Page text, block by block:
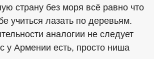
страну без моря всё равно что
учиться лазать по деревьям.
аналогии не следует
у Армении есть, просто ниша